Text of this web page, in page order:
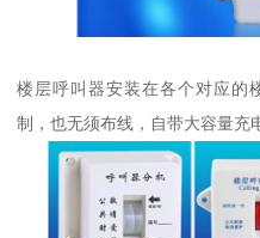
楼层呼叫器安装在各个对应的
制，也无须布线，自带大容量充